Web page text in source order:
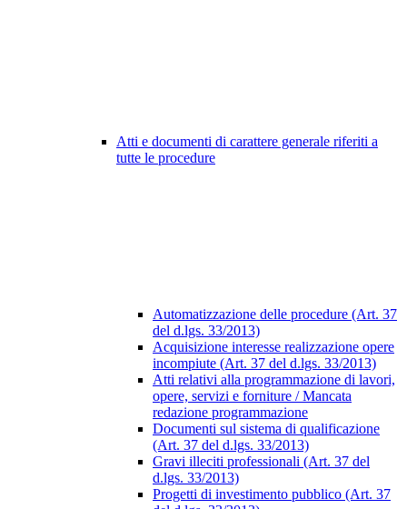
Atti e documenti di carattere generale riferiti a
tutte le procedure
Automatizzazione delle procedure (Art. 37
del d.lgs. 33/2013)
Acquisizione interesse realizzazione opere
incompiute (Art. 37 del d.lgs. 33/2013)
Atti relativi alla programmazione di lavori,
opere, servizi e forniture / Mancata
redazione programmazione
Documenti sul sistema di qualificazione
(Art. 37 del d.lgs. 33/2013)
Gravi illeciti professionali (Art. 37 del
d.lgs. 33/2013)
Progetti di investimento pubblico (Art. 37